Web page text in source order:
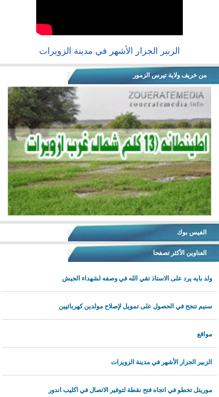
الزبير الجزار الأشهر في مدينة الزويرات
من خريف ولاية تيرس الزمور
الفيس بوك
العناوين الأكثر تصفحا
ولد بايه يرد على الاستاذ تقي الله في وصفه لشهداء الجيش
سنيم تنجح في الحصول على تمويل لإصلاح مولدين كهربائيين
مواقع
الزبير الجزار الأشهر في مدينة الزويرات
موريتل تخطو في اتجاه فتح نقطة لتوفير الاتصال في اكليب اندور